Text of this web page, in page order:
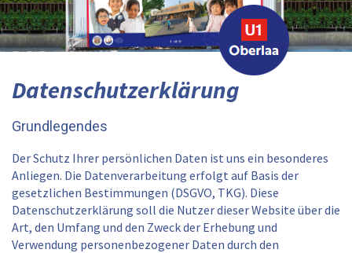
Datenschutzerklärung
Grundlegendes
Der Schutz Ihrer persönlichen Daten ist uns ein besonderes
Anliegen. Die Datenverarbeitung erfolgt auf Basis der
gesetzlichen Bestimmungen (DSGVO, TKG). Diese
Datenschutzerklärung soll die Nutzer dieser Website über die
Art, den Umfang und den Zweck der Erhebung und
Verwendung personenbezogener Daten durch den